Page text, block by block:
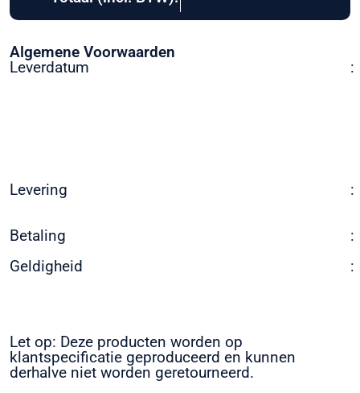
Algemene Voorwaarden
Leverdatum
:
Levering :
Betaling
:
Geldigheid
:
Let op: Deze producten worden op
klantspecificatie geproduceerd en kunnen
derhalve niet worden geretourneerd.